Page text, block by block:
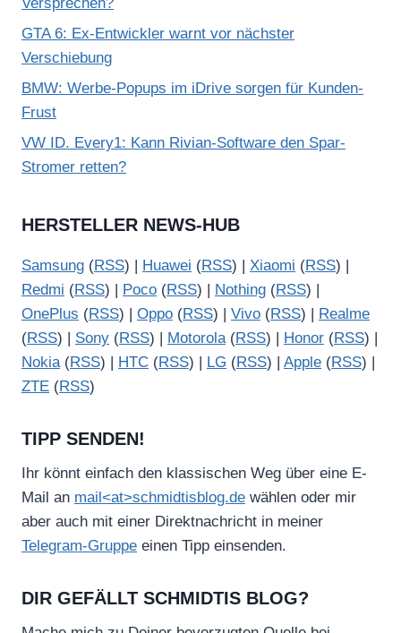
GTA 6: Ex-Entwickler warnt vor nächster
Verschiebung
BMW: Werbe-Popups im iDrive sorgen für Kunden-
Frust
VW ID. Every1: Kann Rivian-Software den Spar-
Stromer retten?
HERSTELLER NEWS-HUB
Samsung (RSS) | Huawei (RSS) | Xiaomi (RSS) |
Redmi (RSS) | Poco (RSS) | Nothing (RSS) |
OnePlus (RSS) | Oppo (RSS) | Vivo (RSS) |
Realme
(RSS) | Sony (RSS) | Motorola(RSS) | Honor (RSS) |
Nokia(RSS) | HTC (RSS) | LG (RSS) | Apple (RSS) |
ZTE (RSS)
TIPP SENDEN!
Ihr könnt einfach den klassischen Weg über eine E-
Mail an mail<at>schmidtisblog.de wählen oder mir
aber auch mit einer Direktnachricht in meiner
Telegram-Gruppe einen Tipp einsenden.
DIR GEFÄLLT SCHMIDTIS BLOG?